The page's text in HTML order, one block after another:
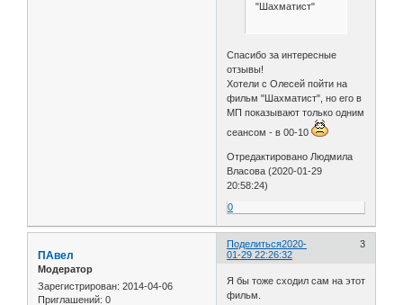
"Шахматист"
Спасибо за интересные
отзывы!
Хотели с Олесей пойти на
фильм "Шахматист", но его в
МП показывают только одним
сеансом - в 00-10
Отредактировано Людмила
Власова (2020-01-29
20:58:24)
0
Поделиться 3
2020-
01-29 22:26:32
ПАвел
Модератор
Зарегистрирован: 2014-04-06
Приглашений: 0
Я бы тоже сходил сам на этот
фильм.